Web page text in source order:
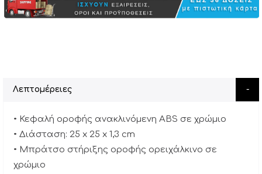
Λεπτομέρειες
• Κεφαλή οροφής ανακλινόμενη ABS σε χρώμιο
• Διάσταση: 25 x 25 x 1,3 cm
• Μπράτσο στήριξης οροφής ορειχάλκινο σε
χρώμιο